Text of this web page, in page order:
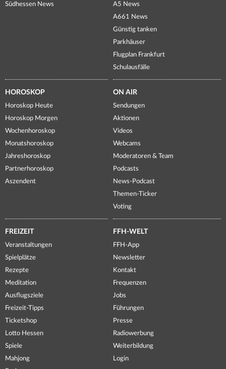
Südhessen News
A5 News
A661 News
Günstig tanken
Parkhäuser
Flugplan Frankfurt
Schulausfälle
HOROSKOP
Horoskop Heute
Horoskop Morgen
Wochenhoroskop
Monatshoroskop
Jahreshoroskop
Partnerhoroskop
Aszendent
ON AIR
Sendungen
Aktionen
Videos
Webcams
Moderatoren & Team
Podcasts
News-Podcast
Themen-Ticker
Voting
FREIZEIT
Veranstaltungen
Spielplätze
Rezepte
Meditation
Ausflugsziele
Freizeit-Tipps
Ticketshop
Lotto Hessen
Spiele
Mahjong
FFH-WELT
FFH-App
Newsletter
Kontakt
Frequenzen
Jobs
Führungen
Presse
Radiowerbung
Weiterbildung
Login